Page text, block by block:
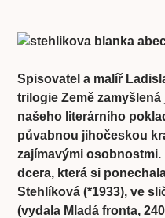
Spisovatel a malíř
trilogie Země
našeho literárního
půvabnou jihočeskou
zajímavými osobnostmi.
dcera, která si
Stehlíková (*1933), ve
(vydala Mladá fronta,